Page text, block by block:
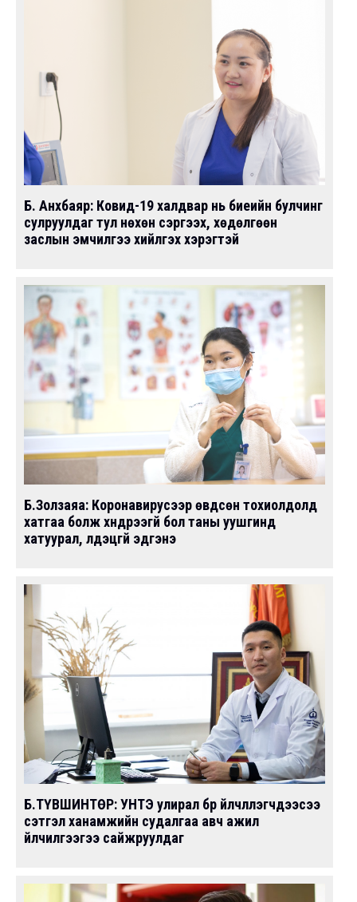
Б. Анхбаяр: Ковид-19 халдвар нь биеийн булчинг
сулруулдаг тул нөхөн сэргээх, хөдөлгөөн
заслын эмчилгээ хийлгэх хэрэгтэй
Б.Золзаяа: Коронавирусээр өвдсөн тохиолдолд
хатгаа болж хүндрээгүй бол таны уушгинд
хатуурал, үлдэцгүй эдгэнэ
Б.ТҮВШИНТӨР: УНТЭ улирал бүр үйлчлүүлэгчдээсээ
сэтгэл ханамжийн судалгаа авч ажил
үйлчилгээгээ сайжруулдаг